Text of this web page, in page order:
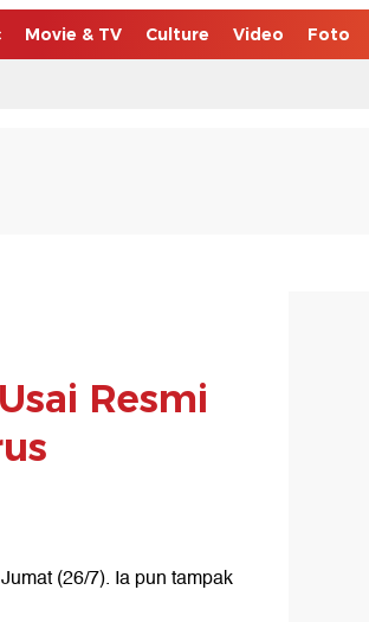
Movie & TV Culture Video Foto
Resmi
(26/7). Ia pun tampak